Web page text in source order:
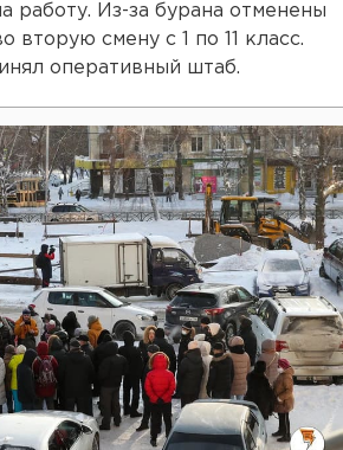
работу. Из-за бурана отменены
вторую смену с 1 по 11 класс.
оперативный штаб.